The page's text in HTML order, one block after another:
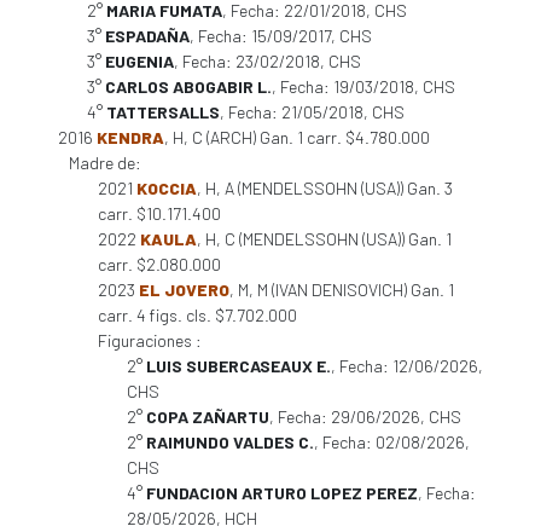
2° MARIA FUMATA, Fecha: 22/01/2018, CHS
3° ESPADAÑA, Fecha: 15/09/2017, CHS
3° EUGENIA, Fecha: 23/02/2018, CHS
3° CARLOS ABOGABIR L., Fecha: 19/03/2018, CHS
4° TATTERSALLS, Fecha: 21/05/2018, CHS
2016 KENDRA, H, C (ARCH) Gan. 1 carr. $4.780.000
Madre de:
2021 KOCCIA, H, A (MENDELSSOHN (USA)) Gan. 3
carr. $10.171.400
2022 KAULA, H, C (MENDELSSOHN (USA)) Gan. 1
carr. $2.080.000
2023 EL JOVERO, M, M (IVAN DENISOVICH) Gan. 1
carr. 4 figs. cls. $7.702.000
Figuraciones :
2° LUIS SUBERCASEAUX E., Fecha: 12/06/2026,
CHS
2° COPA ZAÑARTU, Fecha: 29/06/2026, CHS
2° RAIMUNDO VALDES C., Fecha: 02/08/2026,
CHS
4° FUNDACION ARTURO LOPEZ PEREZ, Fecha:
28/05/2026, HCH